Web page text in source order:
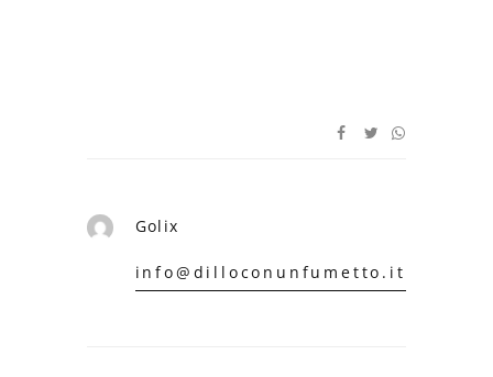
Golix
info@dilloconunfumetto.it